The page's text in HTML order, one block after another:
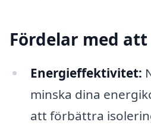
Fördelar med
Energieffektivitet:
minska dina
att förbättra